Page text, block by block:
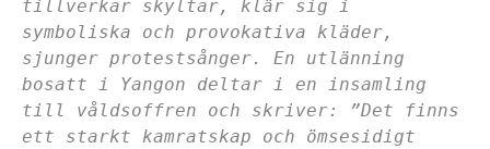
tillverkar skyltar, klär sig i
symboliska och provokativa kläder,
sjunger protestsånger. En utlänning
bosatt i Yangon deltar i en insamling
till våldsoffren och skriver: ”Det finns
ett starkt kamratskap och ömsesidigt